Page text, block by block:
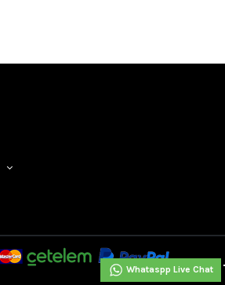
Whataspp Live Chat